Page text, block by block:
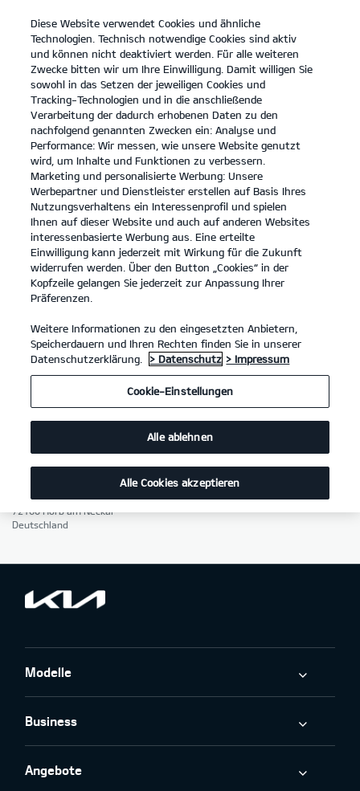
open
menu
KONTAKT
IMPRESSUM
IMPRESSUM
ahg Autohandelsgesellschaft mbH
Geschwister-Scholl-Straße 22
72160 Horb am Neckar
Tel: 07451 - 52050
E-Mail:info@ahg-mobile.de
Geschäftsführer/in: Thomas Linderich, Alexander Kramer, Holger Eberle,
Michael Langhorst
Rechtsform: mbH
Umsatzsteuer-Identifikationsnummer gemäß § 27 a Umsatzsteuergesetz:
DE 811162775
Sitz der Gesellschaft: Horb am Neckar
Wir werden nicht an alternativen Streitschlichtungsverfahren im Sinne
des § 36 VSBG teilnehmen. Die Nutzung einer alternativen
zuständiger ordentlicher Gerichte dar.
Verantwortlicher im Sinne von § 18 Abs. 2 MStV: Thomas Linderich,
Alexander Kramer, Holger Eberle, Michael Langhorst
ahg Autohandelsgesellschaft mbH
Geschwister-Scholl-Straße 22
72160 Horb am Neckar
Deutschland
Modelle
Business
Angebote
Diese Website verwendet Cookies und ähnliche
Technologien. Technisch notwendige Cookies sind aktiv
und können nicht deaktiviert werden. Für alle weiteren
Zwecke bitten wir um Ihre Einwilligung. Damit willigen Sie
sowohl in das Setzen der jeweiligen Cookies und
Tracking-Technologien und in die anschließende
Verarbeitung der dadurch erhobenen Daten zu den
nachfolgend genannten Zwecken ein: Analyse und
Performance: Wir messen, wie unsere Website genutzt
wird, um Inhalte und Funktionen zu verbessern.
Marketing und personalisierte Werbung: Unsere
Werbepartner und Dienstleister erstellen auf Basis Ihres
Nutzungsverhaltens ein Interessenprofil und spielen
Ihnen auf dieser Website und auch auf anderen Websites
interessenbasierte Werbung aus. Eine erteilte
Einwilligung kann jederzeit mit Wirkung für die Zukunft
widerrufen werden. Über den Button „Cookies“ in der
Kopfzeile gelangen Sie jederzeit zur Anpassung Ihrer
Präferenzen.
Weitere Informationen zu den eingesetzten Anbietern,
Speicherdauern und Ihren Rechten finden Sie in unserer
Datenschutzerklärung.
> Datenschutz > Impressum
Cookie-Einstellungen
Alle ablehnen
Alle Cookies akzeptieren